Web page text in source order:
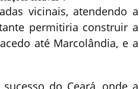
vicinais, atendendo a
permitiria construir a
até Marcolândia, e a
do Ceará, onde a